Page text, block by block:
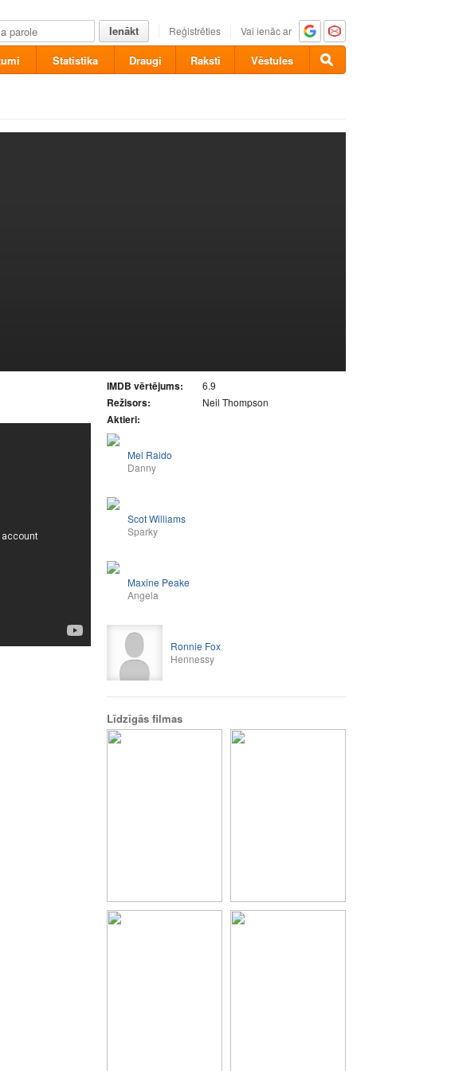
Ienākt Reģistrēties Vai ienāc ar
Statistika Draugi Raksti Vēstules
IMDB vērtējums: 6.9
Režisors: Neil Thompson
Aktieri:
Mel Raido
Danny
Scot Williams
Sparky
Maxine Peake
Angela
Ronnie Fox
Hennessy
Līdzīgās filmas